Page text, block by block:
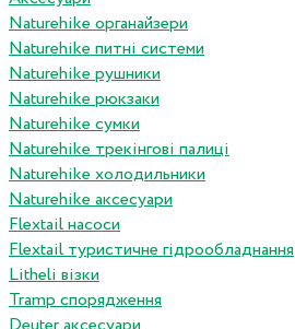
Naturehike органайзери
Naturehike питні системи
Naturehike рушники
Naturehike рюкзаки
Naturehike сумки
Naturehike трекінгові палиці
Naturehike холодильники
Naturehike аксесуари
Flextail насоси
Flextail туристичне гідрообладнання
Litheli візки
Tramp спорядження